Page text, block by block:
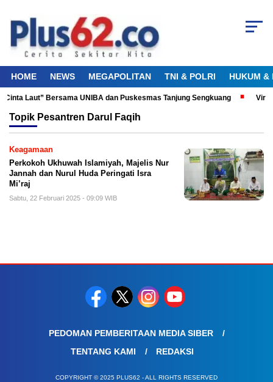
HOME NEWS MEGAPOLITAN TNI & POLRI HUKUM &
Laut” Bersama UNIBA dan Puskesmas Tanjung Sengkuang
Topik Pesantren Darul Faqih
Keagamaan
Perkokoh Ukhuwah Islamiyah, Majelis Nur
Jannah dan Nurul Huda Peringati Isra
Mi’raj
Sabtu, 22 Februari 2025 - 09:09 WIB
PEDOMAN PEMBERITAAN MEDIA SIBER
TENTANG KAMI
REDAKSI
COPYRIGHT © 2025 PLUS62 - ALL RIGHTS RESERVED